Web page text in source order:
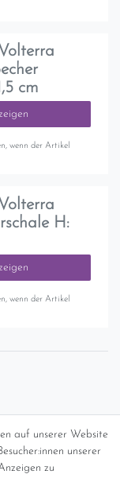
cm
wenn der Artikel
H:
wenn der Artikel
auf unserer Website
unserer
zu